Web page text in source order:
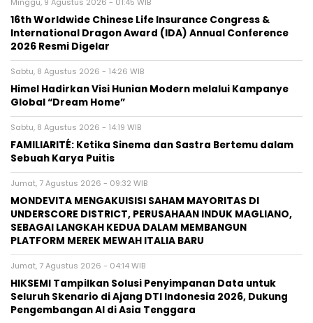
16th Worldwide Chinese Life Insurance Congress &
International Dragon Award (IDA) Annual Conference
2026 Resmi Digelar
Sabtu, 8 Agustus 2026 - 14:26 WIB
Himel Hadirkan Visi Hunian Modern melalui Kampanye
Global “Dream Home”
Sabtu, 8 Agustus 2026 - 14:19 WIB
FAMILIARITÉ: Ketika Sinema dan Sastra Bertemu dalam
Sebuah Karya Puitis
Jumat, 7 Agustus 2026 - 09:32 WIB
MONDEVITA MENGAKUISISI SAHAM MAYORITAS DI
UNDERSCORE DISTRICT, PERUSAHAAN INDUK MAGLIANO,
SEBAGAI LANGKAH KEDUA DALAM MEMBANGUN
PLATFORM MEREK MEWAH ITALIA BARU
Jumat, 7 Agustus 2026 - 04:14 WIB
HIKSEMI Tampilkan Solusi Penyimpanan Data untuk
Seluruh Skenario di Ajang DTI Indonesia 2026, Dukung
Pengembangan AI di Asia Tenggara